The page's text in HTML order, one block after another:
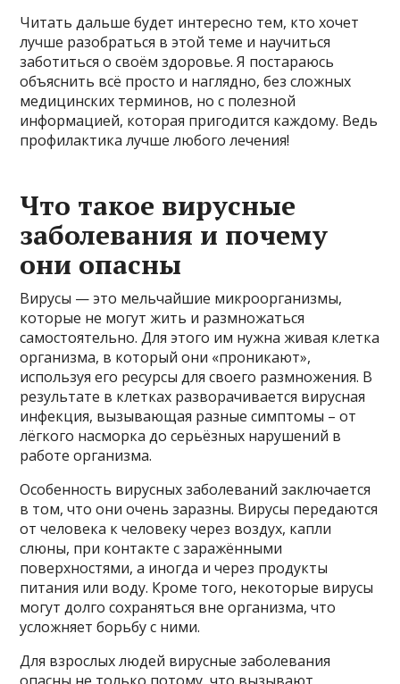
Читать дальше будет интересно тем, кто хочет
лучше разобраться в этой теме и научиться
заботиться о своём здоровье. Я постараюсь
объяснить всё просто и наглядно, без сложных
медицинских терминов, но с полезной
информацией, которая пригодится каждому. Ведь
профилактика лучше любого лечения!
Что такое вирусные
заболевания и почему
они опасны
Вирусы — это мельчайшие микроорганизмы,
которые не могут жить и размножаться
самостоятельно. Для этого им нужна живая клетка
организма, в который они «проникают»,
используя его ресурсы для своего размножения. В
результате в клетках разворачивается вирусная
инфекция, вызывающая разные симптомы – от
лёгкого насморка до серьёзных нарушений в
работе организма.
Особенность вирусных заболеваний заключается
в том, что они очень заразны. Вирусы передаются
от человека к человеку через воздух, капли
слюны, при контакте с заражёнными
поверхностями, а иногда и через продукты
питания или воду. Кроме того, некоторые вирусы
могут долго сохраняться вне организма, что
усложняет борьбу с ними.
Для взрослых людей вирусные заболевания